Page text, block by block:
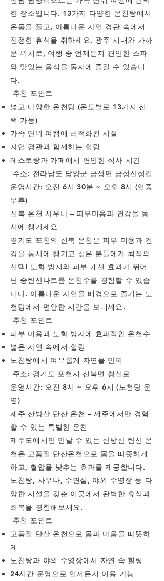
한 장소입니다. 13가지 다양한 온천탕에서
온몸을 풀고, 아름다운 자연 경관 속에서
진정한 휴식을 취하세요. 광주 시내와 가까
운 위치로, 여행 중 언제든지 편안한 스파
와 맛있는 음식을 동시에 즐길 수 있습니
다.
추천 포인트
넓고 다양한 온천탕 (온도별로 13가지 선
택 가능)
가족 단위 여행에 최적화된 시설
자연 경관과 함께하는 힐링
레스토랑과 카페에서 편안한 식사 시간
주소: 전라남도 담양군 금성면 금성산성길
운영시간: 오전 6시 30분 ~ 오후 8시 (연중
무휴)
신북 온천 사우나 – 피부미용과 건강을 동
시에 챙기세요
경기도 포천의 신북 온천은 피부 미용과 건
강을 동시에 챙기고 싶은 분들에게 최적의
선택! 노화 방지와 피부 개선 효과가 뛰어
난 중탄산나트륨 온천수를 경험할 수 있습
니다. 아름다운 자연을 배경으로 즐기는 노
천탕에서 편안한 시간을 보내세요.
추천 포인트
피부 미용과 노화 방지에 효과적인 온천수
넓은 자연 속에서 힐링
노천탕에서 여유롭게 자연을 만끽
주소: 경기도 포천시 신북면 청신로
운영시간: 오전 8시 ~ 오후 6시 (노천탕 운
영)
제주 산방산 탄산 온천 – 제주에서만 경험
할 수 있는 특별한 온천
제주도에서만 만날 수 있는 산방산 탄산 온
천은 고품질 탄산온천으로 몸을 따뜻하게
하고, 혈압을 낮추는 효과를 제공합니다.
노천탕, 사우나, 수면실, 야외 수영장 등 다
양한 시설을 갖춘 이곳에서 완벽한 휴식과
회복을 경험해보세요.
추천 포인트
고품질 탄산 온천으로 몸과 마음을 따뜻하
게
노천탕과 야외 수영장에서 자연 속 힐링
24시간 운영으로 언제든지 이용 가능